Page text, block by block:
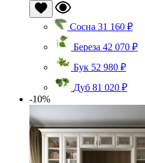
Сосна 31 160 ₽
Береза 42 070 ₽
Бук 52 980 ₽
Дуб 81 020 ₽
-10%